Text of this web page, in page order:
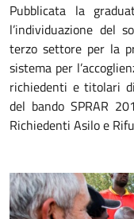
Pubblicata la
l’individuazione del
terzo settore per la
sistema per
richiedenti e titolari
del bando SPRAR
Richiedenti Asilo e